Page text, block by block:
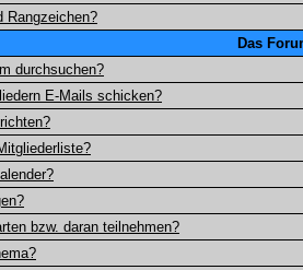
Rangzeichen?
Das
durchsuchen?
E-Mails schicken?
bzw. daran teilnehmen?